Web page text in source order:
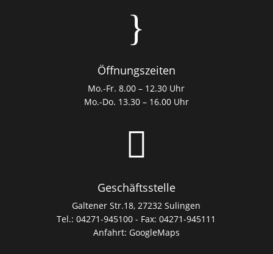
}
Öffnungszeiten
Mo.-Fr. 8.00 – 12.30 Uhr
Mo.-Do. 13.30 – 16.00 Uhr

Geschäftsstelle
Galtener Str.18, 27232 Sulingen
Tel.: 04271-945100 - Fax: 04271-945111
Anfahrt: GoogleMaps